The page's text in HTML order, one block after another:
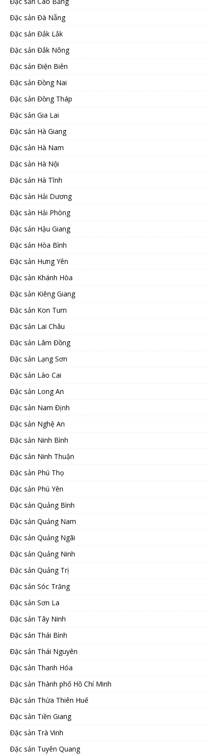
Đặc sản Đà Nẵng
Đặc sản Đắk Lắk
Đặc sản Đắk Nông
Đặc sản Điện Biên
Đặc sản Đồng Nai
Đặc sản Đồng Tháp
Đặc sản Gia Lai
Đặc sản Hà Giang
Đặc sản Hà Nam
Đặc sản Hà Nội
Đặc sản Hà Tĩnh
Đặc sản Hải Dương
Đặc sản Hải Phòng
Đặc sản Hậu Giang
Đặc sản Hòa Bình
Đặc sản Hưng Yên
Đặc sản Khánh Hòa
Đặc sản Kiêng Giang
Đặc sản Kon Tum
Đặc sản Lai Châu
Đặc sản Lâm Đồng
Đặc sản Lạng Sơn
Đặc sản Lào Cai
Đặc sản Long An
Đặc sản Nam Định
Đặc sản Nghệ An
Đặc sản Ninh Bình
Đặc sản Ninh Thuận
Đặc sản Phú Thọ
Đặc sản Phú Yên
Đặc sản Quảng Bình
Đặc sản Quảng Nam
Đặc sản Quảng Ngãi
Đặc sản Quảng Ninh
Đặc sản Quảng Trị
Đặc sản Sóc Trăng
Đặc sản Sơn La
Đặc sản Tây Ninh
Đặc sản Thái Bình
Đặc sản Thái Nguyên
Đặc sản Thanh Hóa
Đặc sản Thành phố Hồ Chí Minh
Đặc sản Thừa Thiên Huế
Đặc sản Tiền Giang
Đặc sản Trà Vinh
Đặc sản Tuyên Quang